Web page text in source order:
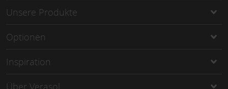
Unsere Produkte
Optionen
Inspiration